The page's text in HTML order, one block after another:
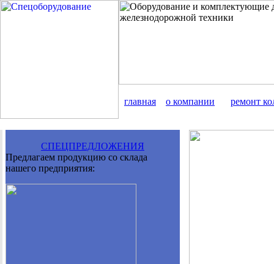
главная о компании ремонт
СПЕЦПРЕДЛОЖЕНИЯ
Предлагаем продукцию со склада
нашего предприятия: